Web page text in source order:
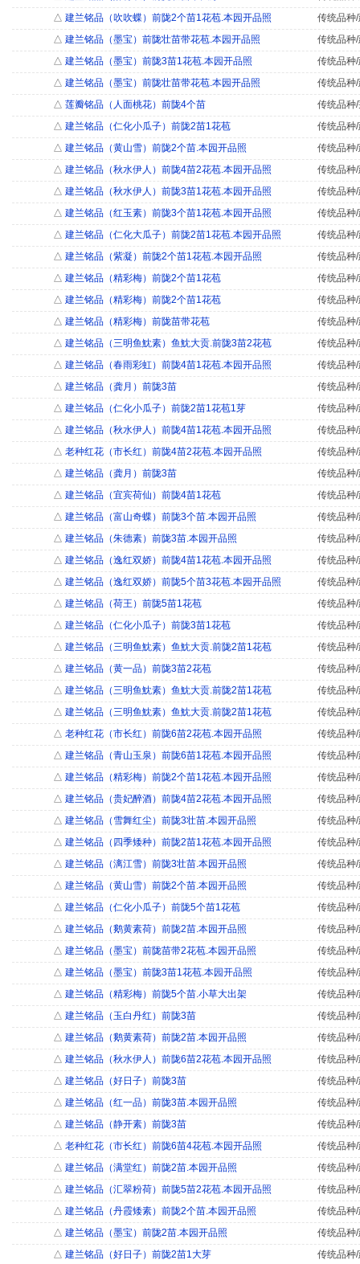
△ 建兰铭品（吹吹蝶）前陇2个苗1花苞.本园开品照
传统品种
△ 建兰铭品（墨宝）前陇壮苗带花苞.本园开品照
传统品种
△ 建兰铭品（墨宝）前陇3苗1花苞.本园开品照
传统品种
△ 建兰铭品（墨宝）前陇壮苗带花苞.本园开品照
传统品种
△ 莲瓣铭品（人面桃花）前陇4个苗
传统品种
△ 建兰铭品（仁化小瓜子）前陇2苗1花苞
传统品种
△ 建兰铭品（黄山雪）前陇2个苗.本园开品照
传统品种
△ 建兰铭品（秋水伊人）前陇4苗2花苞.本园开品照
传统品种
△ 建兰铭品（秋水伊人）前陇3苗1花苞.本园开品照
传统品种
△ 建兰铭品（红玉素）前陇3个苗1花苞.本园开品照
传统品种
△ 建兰铭品（仁化大瓜子）前陇2苗1花苞.本园开品照
传统品种
△ 建兰铭品（紫凝）前陇2个苗1花苞.本园开品照
传统品种
△ 建兰铭品（精彩梅）前陇2个苗1花苞
传统品种
△ 建兰铭品（精彩梅）前陇2个苗1花苞
传统品种
△ 建兰铭品（精彩梅）前陇苗带花苞
传统品种
△ 建兰铭品（三明鱼魫素）鱼魫大贡.前陇3苗2花苞
传统品种
△ 建兰铭品（春雨彩虹）前陇4苗1花苞.本园开品照
传统品种
△ 建兰铭品（龚月）前陇3苗
传统品种
△ 建兰铭品（仁化小瓜子）前陇2苗1花苞1芽
传统品种
△ 建兰铭品（秋水伊人）前陇4苗1花苞.本园开品照
传统品种
△ 老种红花（市长红）前陇4苗2花苞.本园开品照
传统品种
△ 建兰铭品（龚月）前陇3苗
传统品种
△ 建兰铭品（宜宾荷仙）前陇4苗1花苞
传统品种
△ 建兰铭品（富山奇蝶）前陇3个苗.本园开品照
传统品种
△ 建兰铭品（朱德素）前陇3苗.本园开品照
传统品种
△ 建兰铭品（逸红双娇）前陇4苗1花苞.本园开品照
传统品种
△ 建兰铭品（逸红双娇）前陇5个苗3花苞.本园开品照
传统品种
△ 建兰铭品（荷王）前陇5苗1花苞
传统品种
△ 建兰铭品（仁化小瓜子）前陇3苗1花苞
传统品种
△ 建兰铭品（三明鱼魫素）鱼魫大贡.前陇2苗1花苞
传统品种
△ 建兰铭品（黄一品）前陇3苗2花苞
传统品种
△ 建兰铭品（三明鱼魫素）鱼魫大贡.前陇2苗1花苞
传统品种
△ 建兰铭品（三明鱼魫素）鱼魫大贡.前陇2苗1花苞
传统品种
△ 老种红花（市长红）前陇6苗2花苞.本园开品照
传统品种
△ 建兰铭品（青山玉泉）前陇6苗1花苞.本园开品照
传统品种
△ 建兰铭品（精彩梅）前陇2个苗1花苞.本园开品照
传统品种
△ 建兰铭品（贵妃醉酒）前陇4苗2花苞.本园开品照
传统品种
△ 建兰铭品（雪舞红尘）前陇3壮苗.本园开品照
传统品种
△ 建兰铭品（四季矮种）前陇2苗1花苞.本园开品照
传统品种
△ 建兰铭品（漓江雪）前陇3壮苗.本园开品照
传统品种
△ 建兰铭品（黄山雪）前陇2个苗.本园开品照
传统品种
△ 建兰铭品（仁化小瓜子）前陇5个苗1花苞
传统品种
△ 建兰铭品（鹅黄素荷）前陇2苗.本园开品照
传统品种
△ 建兰铭品（墨宝）前陇苗带2花苞.本园开品照
传统品种
△ 建兰铭品（墨宝）前陇3苗1花苞.本园开品照
传统品种
△ 建兰铭品（精彩梅）前陇5个苗.小草大出架
传统品种
△ 建兰铭品（玉白丹红）前陇3苗
传统品种
△ 建兰铭品（鹅黄素荷）前陇2苗.本园开品照
传统品种
△ 建兰铭品（秋水伊人）前陇6苗2花苞.本园开品照
传统品种
△ 建兰铭品（好日子）前陇3苗
传统品种
△ 建兰铭品（红一品）前陇3苗.本园开品照
传统品种
△ 建兰铭品（静开素）前陇3苗
传统品种
△ 老种红花（市长红）前陇6苗4花苞.本园开品照
传统品种
△ 建兰铭品（满堂红）前陇2苗.本园开品照
传统品种
△ 建兰铭品（汇翠粉荷）前陇5苗2花苞.本园开品照
传统品种
△ 建兰铭品（丹霞矮素）前陇2个苗.本园开品照
传统品种
△ 建兰铭品（墨宝）前陇2苗.本园开品照
传统品种
△ 建兰铭品（好日子）前陇2苗1大芽 传统品种